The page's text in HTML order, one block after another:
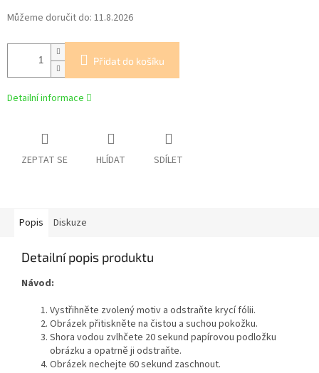
Můžeme doručit do: 11.8.2026
Přidat do košíku
Detailní informace
ZEPTAT SE HLÍDAT SDÍLET
Popis Diskuze
Detailní popis produktu
Návod:
Vystřihněte zvolený motiv a odstraňte krycí fólii.
Obrázek přitiskněte na čistou a suchou pokožku.
Shora vodou zvlhčete 20 sekund papírovou podložku
obrázku a opatrně ji odstraňte.
Obrázek nechejte 60 sekund zaschnout.